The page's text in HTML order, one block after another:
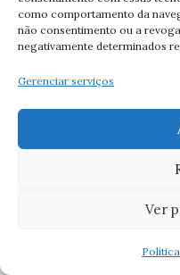
como comportamento da
não consentimento ou a
negativamente determinados
Gerenciar serviços
Ver
Arcanjo Miguel(2)
Arcanjo Rafael
Arcanjos(11)
Ave Maria(1)
Campanha da
Canção de São